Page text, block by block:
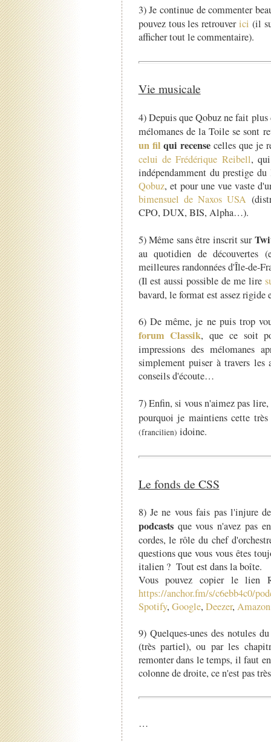
3) Je continue de commenter
pouvez tous les retrouverici (il
afficher tout le commentaire).
Vie musicale
4) Depuis que Qobuz ne fait
mélomanes de la Toile se sont
un fil qui recense celles que je
celui de Frédérique Reibell,
indépendamment du prestige
Qobuz, et pour une vue vaste
bimensuel de Naxos USA
CPO, DUX, BIS, Alpha…).
5) Même sans être inscrit sur
au quotidien de découvertes
meilleures randonnées d'Île-de-
(Il est aussi possible de me lire
bavard, le format est assez
6) De même, je ne puis trop
forum Classik, que ce soit
impressions des mélomanes
simplement puiser à travers les
conseils d'écoute…
7) Enfin, si vous n'aimez pas
pourquoi je maintiens cette
(francilien) idoine.
Le fonds de CSS
8) Je ne vous fais pas l'injure
podcastsque vous n'avez pas
cordes, le rôle du chef
questions que vous vous êtes
italien ? Tout est dans la boîte.
Vous pouvez copier le lien
https://anchor.fm/s/c6ebb4c0/
Spotify, Google, Deezer, Amazon
9) Quelques-unes des notules
(très partiel), ou par les
remonter dans le temps, il faut
colonne de droite, ce n'est pas
…